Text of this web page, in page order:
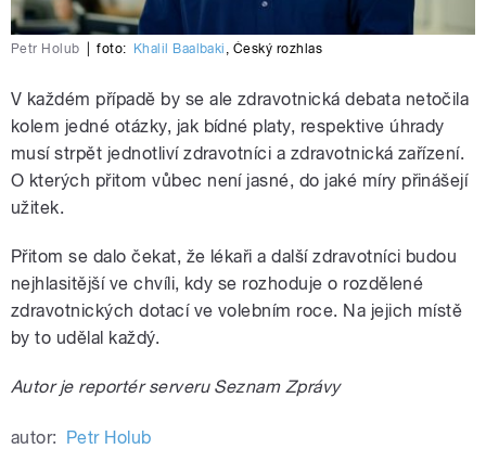
Petr Holub foto: Khalil Baalbaki , Český rozhlas
V každém případě by se ale zdravotnická debata netočila
kolem jedné otázky, jak bídné platy, respektive úhrady
musí strpět jednotliví zdravotníci a zdravotnická zařízení.
O kterých přitom vůbec není jasné, do jaké míry přinášejí
užitek.
Přitom se dalo čekat, že lékaři a další zdravotníci budou
nejhlasitější ve chvíli, kdy se rozhoduje o rozdělené
zdravotnických dotací ve volebním roce. Na jejich místě
by to udělal každý.
Autor je reportér serveru Seznam Zprávy
autor: Petr Holub